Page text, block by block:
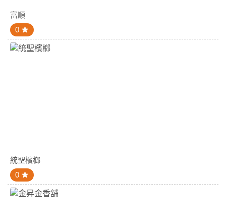
富順
0
統聖檳榔
0